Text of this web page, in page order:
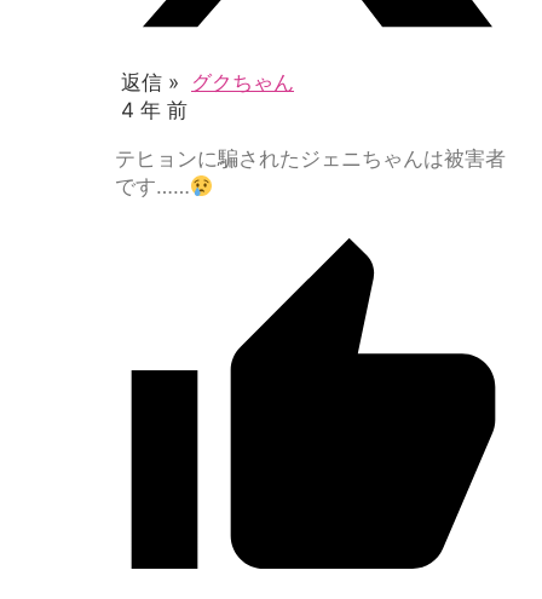
返信 » グクちゃん
4 年 前
テヒョンに騙されたジェニちゃんは被害者
です……